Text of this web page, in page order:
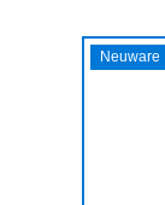
Neuware